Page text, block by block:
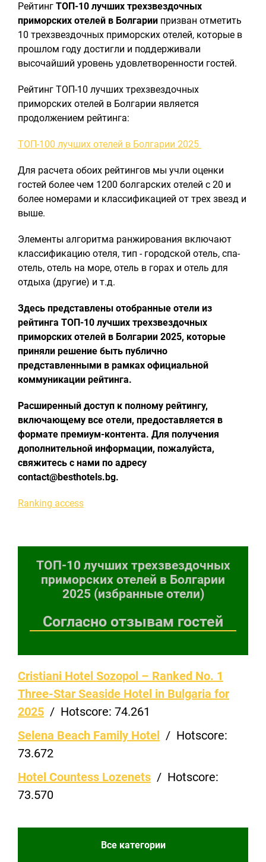
Рейтинг ТОП-10 лучших трехзвездочных
приморских отелей в Болгарии призван отметить
10 трехзвездочных приморских отелей, которые в
прошлом году достигли и поддерживали
высочайший уровень удовлетворенности гостей.
Рейтинг ТОП-10 лучших трехзвездочных
приморских отелей в Болгарии является
продолжением рейтинга:
ТОП-100 лучших отелей в Болгарии 2025
Для расчета обоих рейтингов мы учли оценки
гостей более чем 1200 болгарских отелей с 20 и
более номерами и классификацией от трех звезд и
выше.
Элементы алгоритма ранжирования включают
классификацию отеля, тип - городской отель, спа-
отель, отель на море, отель в горах и отель для
отдыха (другие) и т.д.
Здесь представлены отобранные отели из
рейтинга ТОП-10 лучших трехзвездочных
приморских отелей в Болгарии 2025, которые
приняли решение быть публично
представленными в рамках официальной
коммуникации рейтинга.
Расширенный доступ к полному рейтингу,
включающему все отели, предоставляется в
формате премиум-контента. Для получения
дополнительной информации, пожалуйста,
свяжитесь с нами по адресу
contact@besthotels.bg.
Ranking access
ТОП-10 лучших трехзвездочных
приморских отелей в Болгарии
2025 (избранные отели)
Согласно отзывам гостей
Cristiani Hotel Sozopol – Ranked No. 1
Three-Star Seaside Hotel in Bulgaria for
2025 / Hotscore: 74.261
Selena Beach Family Hotel / Hotscore:
73.672
Hotel Countess Lozenets / Hotscore:
73.570
Все категории